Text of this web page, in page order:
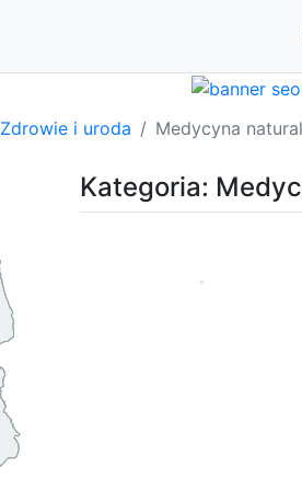
Zdrowie i uroda Medycyna
Kategoria: